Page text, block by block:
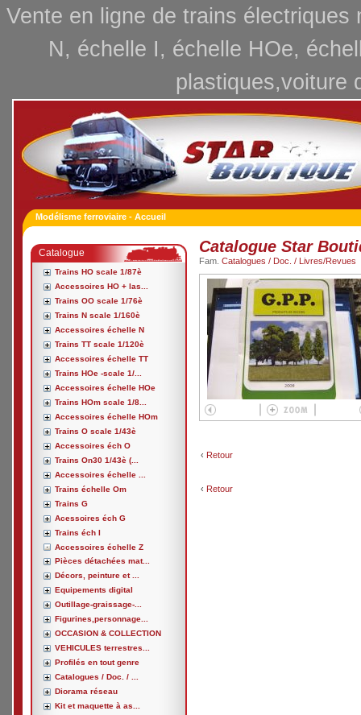
Vente en ligne de trains
N, échelle I, échelle HOe,
plastiques,voiture
Modélisme ferroviaire - Accueil
Catalogue
Trains HO scale 1/87è
Accessoires HO + las...
Trains OO scale 1/76è
Trains N scale 1/160è
Accessoires échelle N
Trains TT scale 1/120è
Accessoires échelle TT
Trains HOe -scale 1/...
Accessoires échelle HOe
Trains HOm scale 1/8...
Accessoires échelle HOm
Trains O scale 1/43è
Accessoires éch O
Trains On30 1/43è (...
Accessoires échelle ...
Trains échelle Om
Trains G
Acessoires éch G
Trains éch I
Accessoires échelle Z
Pièces détachées mat...
Décors, peinture et ...
Equipements digital
Outillage-graissage-...
Figurines,personnage...
OCCASION & COLLECTION
VEHICULES terrestres...
Profilés en tout genre
Catalogues / Doc. / ...
Diorama réseau
Kit et maquette à as...
Catalogue Star
Fam. Catalogues / Doc. / Livres/Revues
‹ Retour
‹ Retour